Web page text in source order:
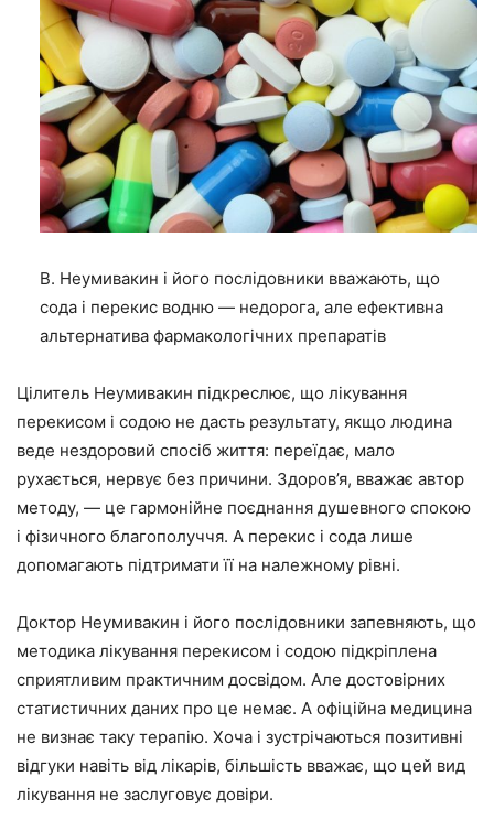
В. Неумивакин і його послідовники вважають, що
сода і перекис водню — недорога, але ефективна
альтернатива фармакологічних препаратів
Цілитель Неумивакин підкреслює, що лікування
перекисом і содою не дасть результату, якщо людина
веде нездоровий спосіб життя: переїдає, мало
рухається, нервує без причини. Здоров’я, вважає автор
методу, — це гармонійне поєднання душевного спокою
і фізичного благополуччя. А перекис і сода лише
допомагають підтримати її на належному рівні.
Доктор Неумивакин і його послідовники запевняють, що
методика лікування перекисом і содою підкріплена
сприятливим практичним досвідом. Але достовірних
статистичних даних про це немає. А офіційна медицина
не визнає таку терапію. Хоча і зустрічаються позитивні
відгуки навіть від лікарів, більшість вважає, що цей вид
лікування не заслуговує довіри.